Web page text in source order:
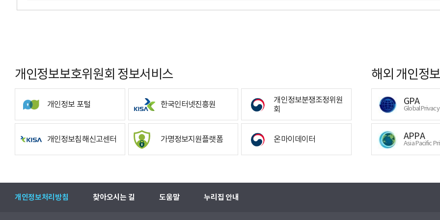
개인정보보호위원회 정보서비스
개인정보 포털 한국인터넷진흥원
개인정보분쟁조정위원
회
개인정보침해신고센터 가명정보지원플랫폼 온마이데이터
해외 개인정
GPA
Global
APPA
Asia Pacific
개인정보처리방침 찾아오시는 길 도움말 누리집 안내